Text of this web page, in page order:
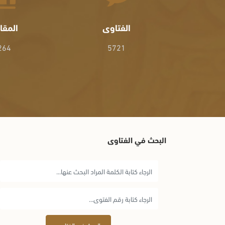
الفتاوى
5721
البحث في الفتاوى